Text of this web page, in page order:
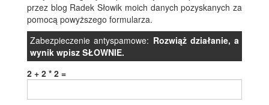
przez blog Radek Słowik moich danych pozyskanych za
pomocą powyższego formularza.
Zabezpieczenie antyspamowe: Rozwiąż działanie, a
wynik wpisz SŁOWNIE.
2 + 2 * 2 =